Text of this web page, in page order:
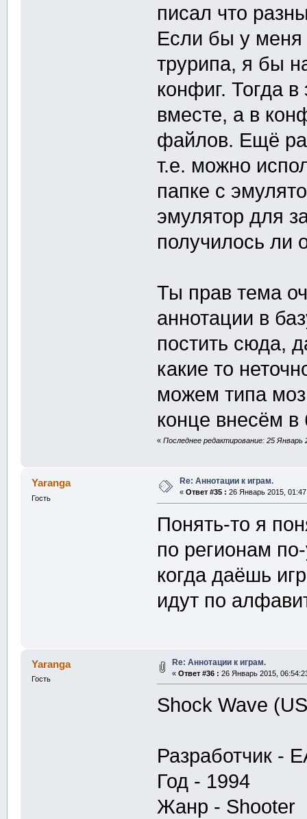
писал что
Если бы у меня
трурипа, я бы
конфиг. Тогда
вместе, а в
файлов. Ещё
т.е. можно
папке с
эмулятор для
получилось ли
Ты прав тема
аннотации в
постить сюда,
какие то
можем типа
конце внесём в
«Последнее редактирование: 25 Январь
Yaranga
Гость
Re: Аннотации к играм.
« Ответ #35 : 26 Январь 2015,
Понять-то я
по регионам
когда даёшь
идут по
Yaranga
Гость
Re: Аннотации к играм.
« Ответ #36 : 26 Январь 2015,
Shock Wave
Разработчик -
Год - 1994
Жанр - Shooter